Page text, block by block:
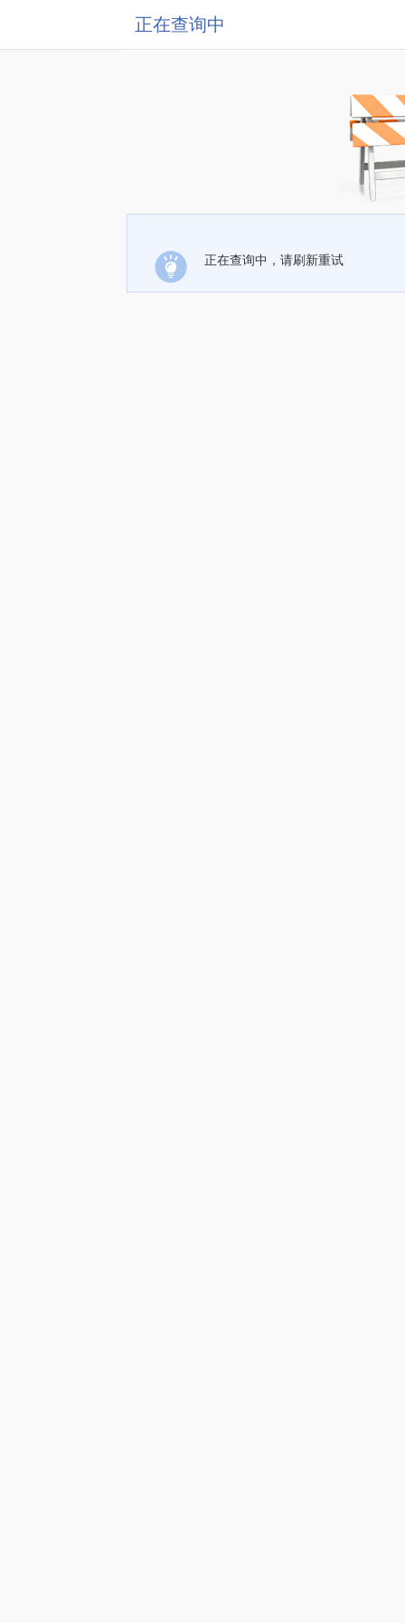
正在查询中
正在查询中，请刷新重试